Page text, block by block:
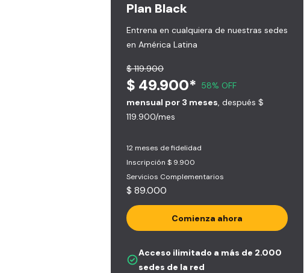
Plan Black
Entrena en cualquiera de nuestras sedes
en América Latina
$ 119.900
$ 49.900* 58% OFF
mensual por 3 meses, después $
119.900/mes
12 meses de fidelidad
Inscripción $ 9.900
Servicios Complementarios
$ 89.000
Comienza ahora
Acceso ilimitado a más de 2.000
sedes de la red